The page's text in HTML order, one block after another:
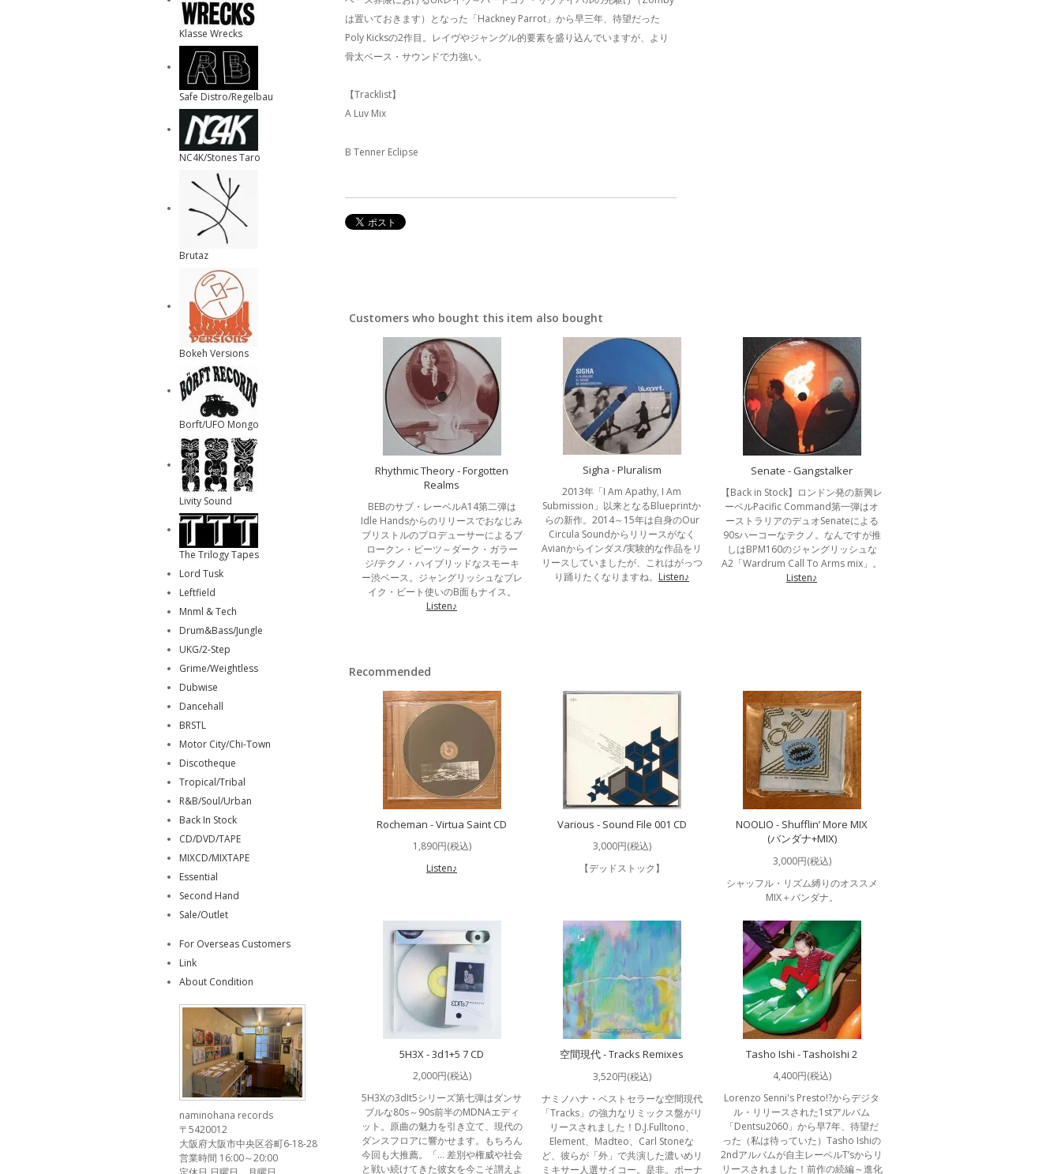
は置いておきます）となった「Hackney Parrot」から早三年、待望だった
Poly Kicksの2作目。レイヴやジャングル的要素を盛り込んでいますが、より
骨太ベース・サウンドで力強い。
【Tracklist】
A Luv Mix
B Tenner Eclipse
Customers who bought this item also bought
Rhythmic Theory - Forgotten
Realms
BEBのサブ・レーベルA14第二弾は
Idle Handsからのリリースでおなじみ
ブリストルのプロデューサーによるブ
ロークン・ビーツ～ダーク・ガラー
ジ/テクノ・ハイブリッドなスモーキ
ー渋ベース。ジャングリッシュなブレ
イク・ビート使いのB面もナイス。
Listen♪
Sigha - Pluralism
2013年「I Am Apathy, I Am
Submission」以来となるBlueprintか
らの新作。2014～15年は自身のOur
Circula Soundからリリースがなく
Avianからインダス/実験的な作品をリ
リースしていましたが、これはがっつ
り踊りたくなりますね。 Listen♪
Senate - Gangstalker
【Back in Stock】ロンドン発の新興レ
ーベルPacific Command第一弾はオ
ーストラリアのデュオSenateによる
90sハーコーなテクノ。なんですが推
しはBPM160のジャングリッシュな
A2「Wardrum Call To Arms mix」。
Listen♪
Recommended
Rocheman - Virtua Saint CD
1,890円(税込)
Listen♪
Various - Sound File 001 CD
3,000円(税込)
【デッドストック】
NOOLIO - Shufflin’ More MIX
(バンダナ+MIX)
3,000円(税込)
シャッフル・リズム縛りのオススメ
MIX＋バンダナ。
5H3X - 3d1+5 7 CD
2,000円(税込)
5H3Xの3dIt5シリーズ第七弾はダンサ
ブルな80s～90s前半のMDNAエディ
ット。原曲の魅力を引き立て、現代の
ダンスフロアに響かせます。もちろん
今回も大推薦。「… 差別や権威や社会
と戦い続けてきた彼女を今こそ讃えよ
空間現代 - Tracks Remixes
3,520円(税込)
ナミノハナ・ベストセラーな空間現代
「Tracks」の強力なリミックス盤がリ
リースされました！D.J.Fulltono、
Element、Madteo、Carl Stoneな
ど、彼らが「外」で共演した濃いめリ
ミキサー人選サイコー。是非。ボーナ
Tasho Ishi - TashoIshi 2
4,400円(税込)
Lorenzo Senni's Presto!?からデジタ
ル・リリースされた1stアルバム
「Dentsu2060」から早7年、待望だ
った（私は待っていた）Tasho Ishiの
2ndアルバムが自主レーベルT’sからリ
リースされました！前作の続編～進化
Klasse Wrecks
Safe Distro/Regelbau
NC4K/Stones Taro
Brutaz
Bokeh Versions
Borft/UFO Mongo
Livity Sound
The Trilogy Tapes
Lord Tusk
Leftfield
Mnml & Tech
Drum&Bass/Jungle
UKG/2-Step
Grime/Weightless
Dubwise
Dancehall
BRSTL
Motor City/Chi-Town
Discotheque
Tropical/Tribal
R&B/Soul/Urban
Back In Stock
CD/DVD/TAPE
MIXCD/MIXTAPE
Essential
Second Hand
Sale/Outlet
For Overseas Customers
Link
About Condition
naminohana records
〒5420012
大阪府大阪市中央区谷町6-18-28
営業時間 16:00～20:00